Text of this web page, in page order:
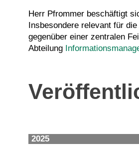
Herr Pfrommer beschäftigt
Insbesondere relevant für
gegenüber einer zentralen
Abteilung
2025